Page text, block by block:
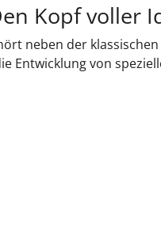
Kopf voller
neben der
Entwicklung von